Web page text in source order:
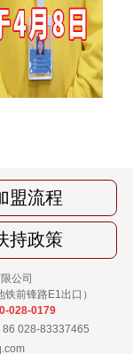
盟流程
持政策
公司
前锋路E1出口）
028-0179
86 028-83337465